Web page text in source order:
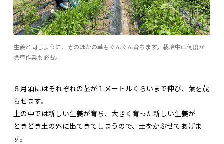
生姜と同じように、そのほかの草もぐんぐん育ちます。栽培中は何度か
除草作業も必要。
８月頃にはそれぞれの茎が１メートルくらいまで伸び、葉を茂
らせます。
土の中では新しい生姜が育ち、大きく育った新しい生姜が
ときどき土の外に出てきてしまうので、土をかぶせてあげま
す。